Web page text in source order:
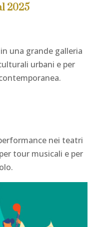
2025
una grande galleria
urbani e per
nei teatri
tour musicali e per